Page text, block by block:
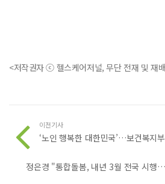
<저작권자 ⓒ 헬스케어저널, 무단 전재 및 재
이전기사
‘노인 행복한 대한민국’…보건복지
정은경 "통합돌봄, 내년 3월 전국 시행